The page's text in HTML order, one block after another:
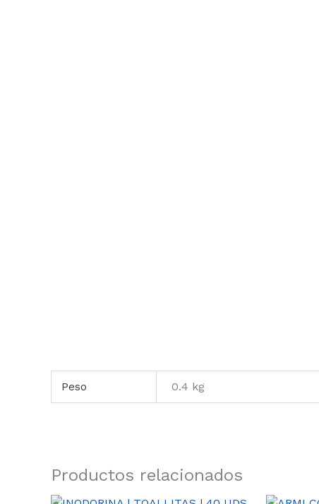
Peso 0.4 kg
Productos relacionados